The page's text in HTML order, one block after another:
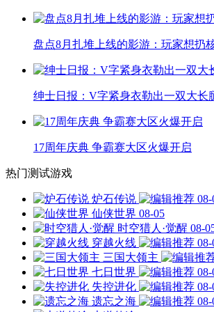
盘点8月扎堆上线的影游：玩家想扔
绅士日报：V字紧身衣勒出一双大长
17周年庆典 争霸赛大区火爆开启
热门测试游戏
炉石传说
08-
仙侠世界 08-05
时空猎人·觉醒 08-
穿越火线
08-
三国大领主
七日世界
08-
失控进化
08-
遗忘之海
08-